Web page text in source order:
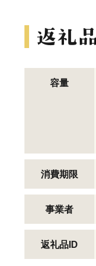
容量
消費期限
事業者
返礼品ID